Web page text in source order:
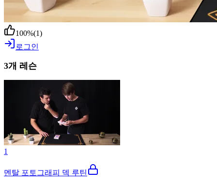
100%(1)
로그인
3개 레슨
1
멘탈 포토그래피 덱 루틴